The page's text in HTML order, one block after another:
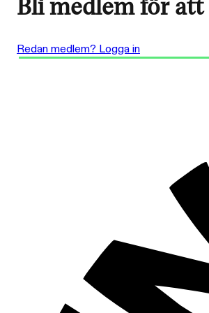
Bli medlem för
Redan medlem? Logga in